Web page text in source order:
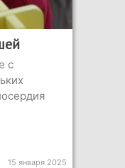
с
15 января 2025